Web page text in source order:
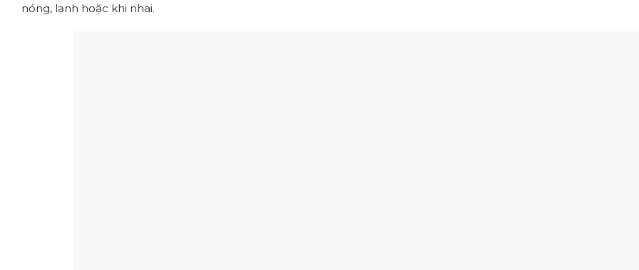
nóng, lạnh hoặc khi nhai.